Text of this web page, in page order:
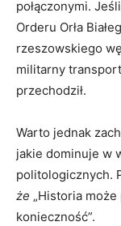
połączonymi.
Orderu Orła
rzeszowskiego
militarny
przechodził.
Warto jednak
jakie dominuje w
politologicznych.
że „Historia
konieczność”.